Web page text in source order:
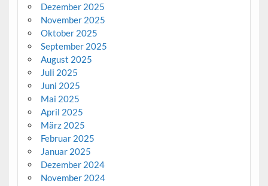
Dezember 2025
November 2025
Oktober 2025
September 2025
August 2025
Juli 2025
Juni 2025
Mai 2025
April 2025
März 2025
Februar 2025
Januar 2025
Dezember 2024
November 2024